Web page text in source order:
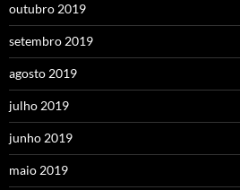
outubro 2019
setembro 2019
agosto 2019
julho 2019
junho 2019
maio 2019